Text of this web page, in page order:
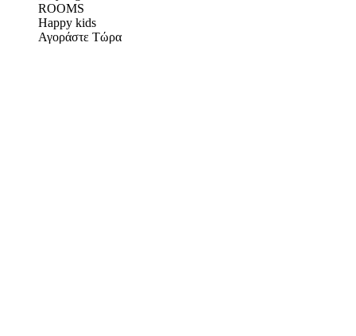
ROOMS
Happy kids
Αγοράστε Τώρα